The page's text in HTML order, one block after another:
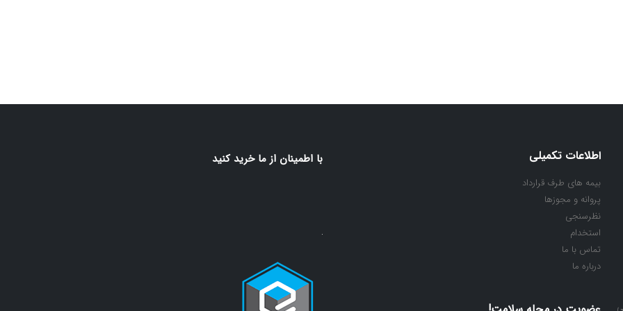
اطلاعات تکمیلی
بیمه های طرف قرارداد
پروانه و مجوزها
نظرسنجی
استخدام
تماس با ما
درباره ما
با اطمينان از ما خريد كنيد